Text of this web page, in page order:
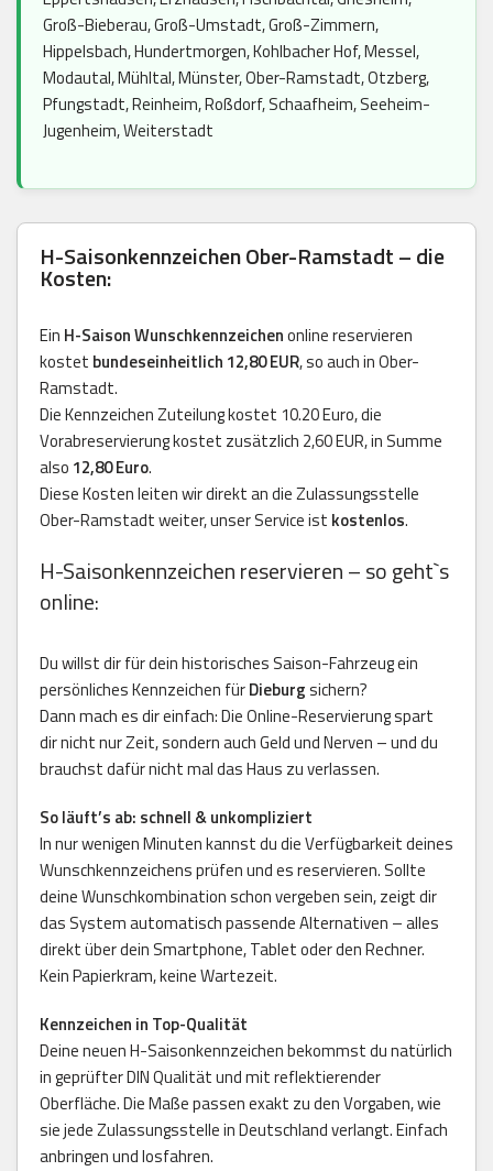
Groß-Bieberau, Groß-Umstadt, Groß-Zimmern,
Hippelsbach, Hundertmorgen, Kohlbacher Hof, Messel,
Modautal, Mühltal, Münster, Ober-Ramstadt, Otzberg,
Pfungstadt, Reinheim, Roßdorf, Schaafheim, Seeheim-
Jugenheim, Weiterstadt
H-Saisonkennzeichen Ober-Ramstadt – die
Kosten:
Ein H-Saison Wunschkennzeichenonline reservieren
kostet bundeseinheitlich 12,80 EUR, so auch in Ober-
Ramstadt.
Die Kennzeichen Zuteilung kostet 10.20 Euro, die
Vorabreservierung kostet zusätzlich 2,60 EUR, in Summe
also 12,80 Euro.
Diese Kosten leiten wir direkt an die Zulassungsstelle
Ober-Ramstadt weiter, unser Service ist kostenlos.
H-Saisonkennzeichen reservieren – so geht`s
online:
Du willst dir für dein historisches Saison-Fahrzeug ein
persönliches Kennzeichen fürDieburgsichern?
Dann mach es dir einfach: Die Online-Reservierung spart
dir nicht nur Zeit, sondern auch Geld und Nerven – und du
brauchst dafür nicht mal das Haus zu verlassen.
So läuft’s ab: schnell & unkompliziert
In nur wenigen Minuten kannst du die Verfügbarkeit deines
Wunschkennzeichens prüfen und es reservieren. Sollte
deine Wunschkombination schon vergeben sein, zeigt dir
das System automatisch passende Alternativen – alles
direkt über dein Smartphone, Tablet oder den Rechner.
Kein Papierkram, keine Wartezeit.
Kennzeichen in Top-Qualität
Deine neuen H-Saisonkennzeichen bekommst du natürlich
in geprüfter DIN Qualität und mit reflektierender
Oberfläche. Die Maße passen exakt zu den Vorgaben, wie
sie jede Zulassungsstelle in Deutschland verlangt. Einfach
anbringen und losfahren.